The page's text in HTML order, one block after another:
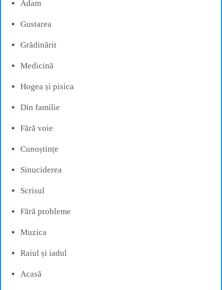
Adam
Gustarea
Grădinărit
Medicină
Hogea și pisica
Din familie
Fără voie
Cunoștințe
Sinuciderea
Scrisul
Fără probleme
Muzica
Raiul și iadul
Acasă